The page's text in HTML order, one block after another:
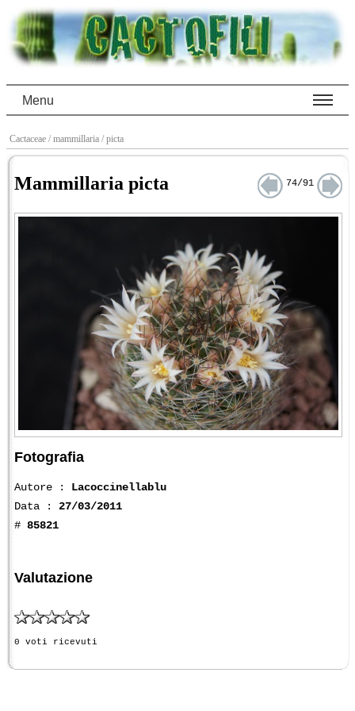
Menu
Cactaceae / mammillaria / picta
Mammillaria picta 74/91
Fotografia
Autore : Lacoccinellablu
Data : 27/03/2011
# 85821
Valutazione
0 voti ricevuti